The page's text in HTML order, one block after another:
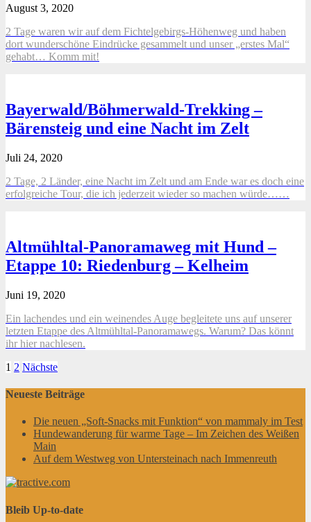
August 3, 2020
2 Tage waren wir auf dem Fichtelgebirgs-Höhenweg und haben
dort wunderschöne Eindrücke gesammelt und unser „erstes Mal“
gehabt… Komm mit!
Bayerwald/Böhmerwald-Trekking –
Bärensteig und eine Nacht im Zelt
Juli 24, 2020
2 Tage, 2 Länder, eine Nacht im Zelt und am Ende war es doch eine
erfolgreiche Tour, die ich jederzeit wieder so machen würde……
Altmühltal-Panoramaweg mit Hund –
Etappe 10: Riedenburg – Kelheim
Juni 19, 2020
Ein lachendes und ein weinendes Auge begleitete uns auf unserer
letzten Etappe des Altmühltal-Panoramawegs. Warum? Das könnt
ihr hier nachlesen.
Seitennummerierung
der
1 2 Nächste
Neueste Beiträge
Die neuen „Soft-Snacks mit Funktion“ von mammaly im Test
Hundewanderung für warme Tage – Im Zeichen des Weißen
Main
Auf dem Westweg von Untersteinach nach Immenreuth
Bleib Up-to-date